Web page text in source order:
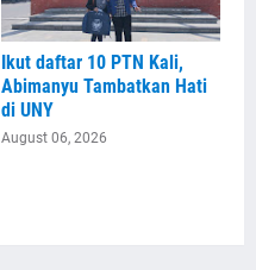
Ikut daftar 10 PTN Kali,
Abimanyu Tambatkan Hati
di UNY
August 06, 2026